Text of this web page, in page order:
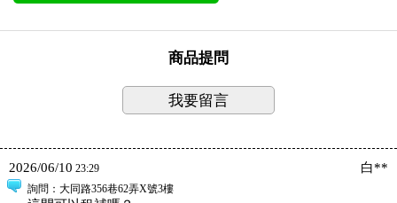
商品提問
我要留言
2026/06/10 23:29 白**
詢問 ：大同路356巷62弄X號3樓